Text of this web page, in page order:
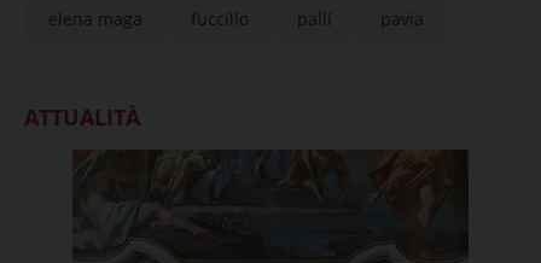
elena maga fuccillo palli pavia
ATTUALITÀ